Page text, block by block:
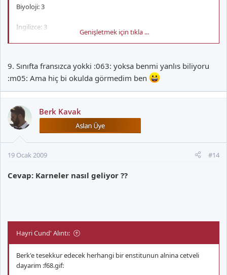
Biyoloji: 3
İngilizce: 3
Dil ve Anlatım: 4
Coğrafya: 4
Din Kültürü: 5
Sinir oldum yahu şu İngilizceyle Matematik - Kimya hep 65-66
lardan geliyor
Genişletmek için tıkla ...
9. Sınıfta fransızca yokki :063: yoksa benmi yanlıs biliyoru
:m05: Ama hiç bi okulda görmedim ben
Berk Kavak
19 Ocak 2009 #14
Cevap: Karneler nasıl geliyor ??
Hayri Cund' Alıntı:
Berk'e tesekkur edecek herhangi bir enstitunun alnina cetveli
dayarim :f68.gif: